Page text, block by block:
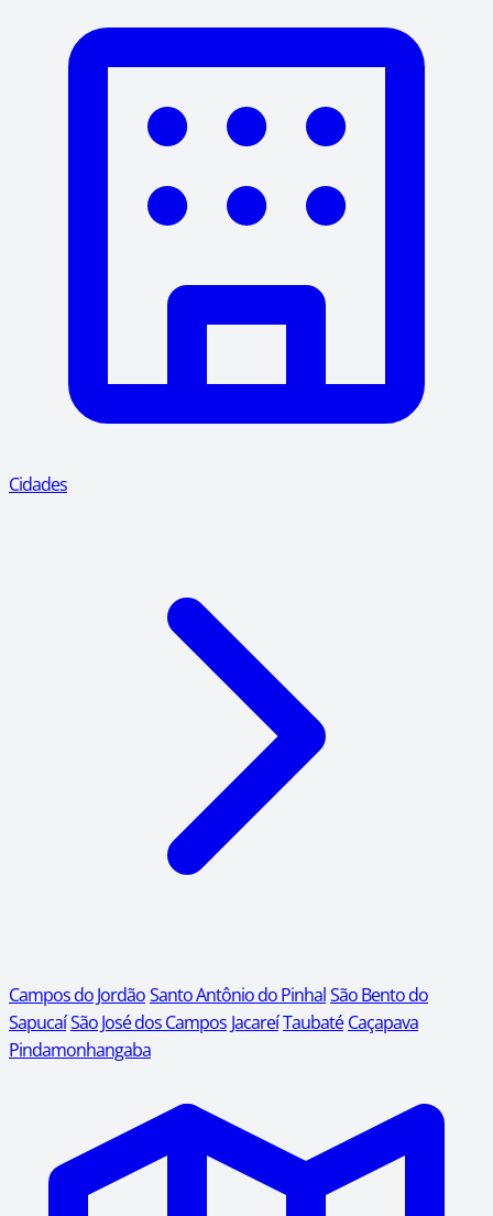
Cidades
Campos do JordãoSanto Antônio do PinhalSão Bento do
SapucaíSão José dos Campos JacareíTaubaté Caçapava
Pindamonhangaba